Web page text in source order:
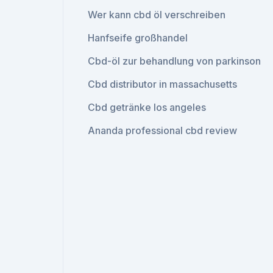
Wer kann cbd öl verschreiben
Hanfseife großhandel
Cbd-öl zur behandlung von parkinson
Cbd distributor in massachusetts
Cbd getränke los angeles
Ananda professional cbd review